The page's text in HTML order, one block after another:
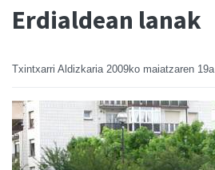
Erdialdean lanak
Txintxarri Aldizkaria 2009ko maiatzaren 19a